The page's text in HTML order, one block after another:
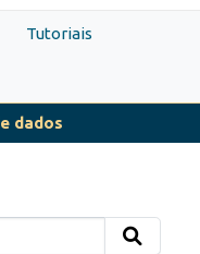
Tutoriais
dados